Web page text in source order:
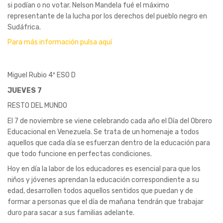
si podían o no votar. Nelson Mandela fué el máximo
representante de la lucha por los derechos del pueblo negro en
Sudáfrica.
Para más información pulsa aquí
Miguel Rubio 4º ESO D
JUEVES 7
RESTO DEL MUNDO
El 7 de noviembre se viene celebrando cada año el Día del Obrero
Educacional en Venezuela. Se trata de un homenaje a todos
aquellos que cada día se esfuerzan dentro de la educación para
que todo funcione en perfectas condiciones.
Hoy en día la labor de los educadores es esencial para que los
niños y jóvenes aprendan la educación correspondiente a su
edad, desarrollen todos aquellos sentidos que puedan y de
formar a personas que el día de mañana tendrán que trabajar
duro para sacar a sus familias adelante.